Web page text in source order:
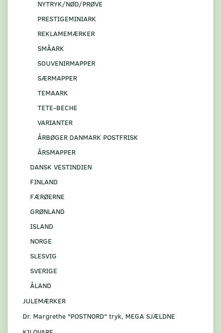
NYTRYK/NØD/PRØVE
PRESTIGEMINIARK
REKLAMEMÆRKER
SMÅARK
S0UVENIRMAPPER
SÆRMAPPER
TEMAARK
TETE-BECHE
VARIANTER
ÅRBØGER DANMARK POSTFRISK
ÅRSMAPPER
DANSK VESTINDIEN
FINLAND
FÆRØERNE
GRØNLAND
ISLAND
NORGE
SLESVIG
SVERIGE
ÅLAND
JULEMÆRKER
Dr. Margrethe "POSTNORD" tryk, MEGA SJÆLDNE